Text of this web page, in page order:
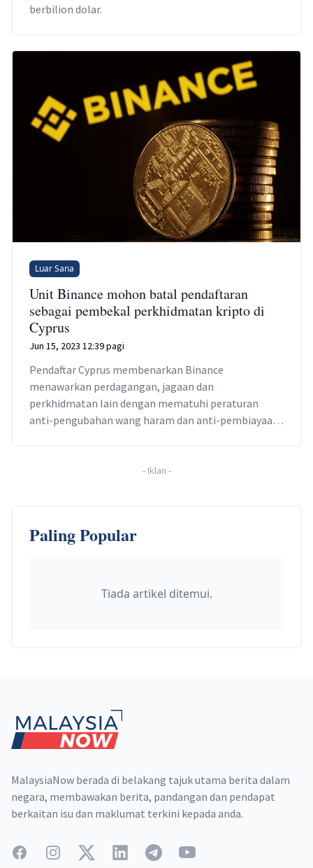
berbilion dolar.
Luar Sana
Unit Binance mohon batal pendaftaran
sebagai pembekal perkhidmatan kripto di
Cyprus
Jun 15, 2023 12:39 pagi
Pendaftar Cyprus membenarkan Binance
menawarkan perdagangan, jagaan dan
perkhidmatan lain dengan mematuhi peraturan
anti-pengubahan wang haram dan anti-pembiayaan
- Iklan -
Paling Popular
Tiada artikel ditemui.
MalaysiaNow berada di belakang tajuk utama berita dalam
negara, membawakan berita, pandangan dan pendapat
berkaitan isu dan maklumat terkini kepada anda.
FacebookInstagramTwitterLinkedInTelegramYouTube